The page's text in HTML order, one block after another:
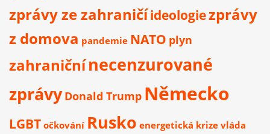
zprávy ze zahraničíideologiezprávy
z domova pandemie NATO plyn
zahraničnínecenzurované
zprávy Donald Trump Německo
LGBT očkování Rusko energetická krize vláda